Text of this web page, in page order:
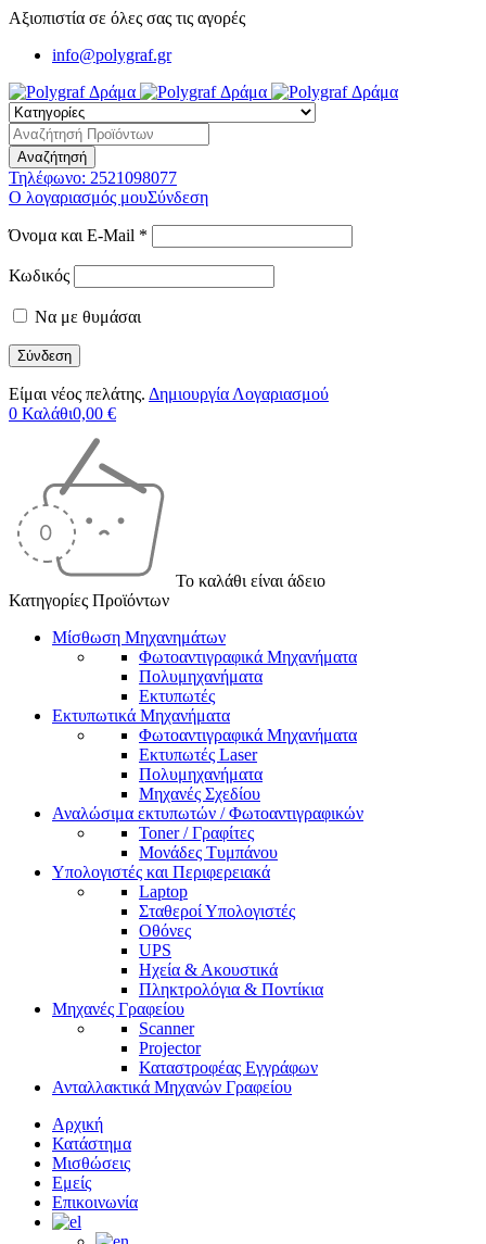
Αξιοπιστία σε όλες σας τις αγορές
info@polygraf.gr
Τηλέφωνο: 2521098077
Ο λογαριασμός μουΣύνδεση
Όνομα και E-Mail *
Κωδικός
Να με θυμάσαι
Είμαι νέος πελάτης. Δημιουργία Λογαριασμού
0 Καλάθι0,00 €
Το καλάθι είναι άδειο
Κατηγορίες Προϊόντων
Μίσθωση Μηχανημάτων
Φωτοαντιγραφικά Μηχανήματα
Πολυμηχανήματα
Εκτυπωτές
Εκτυπωτικά Μηχανήματα
Φωτοαντιγραφικά Μηχανήματα
Εκτυπωτές Laser
Πολυμηχανήματα
Μηχανές Σχεδίου
Αναλώσιμα εκτυπωτών / Φωτοαντιγραφικών
Toner / Γραφίτες
Μονάδες Τυμπάνου
Υπολογιστές και Περιφερειακά
Laptop
Σταθεροί Υπολογιστές
Οθόνες
UPS
Ηχεία & Ακουστικά
Πληκτρολόγια & Ποντίκια
Μηχανές Γραφείου
Scanner
Projector
Καταστροφέας Εγγράφων
Ανταλλακτικά Μηχανών Γραφείου
Αρχική
Κατάστημα
Μισθώσεις
Εμείς
Επικοινωνία